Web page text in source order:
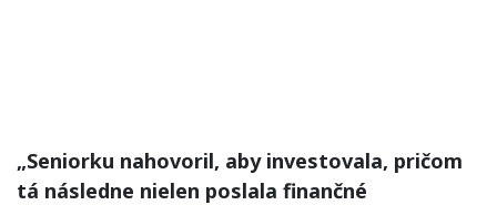
„Seniorku nahovoril, aby investovala, pričom
tá následne nielen poslala finančné